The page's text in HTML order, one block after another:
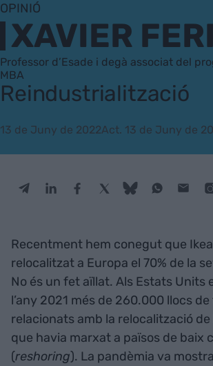
OPINIÓ
XAVIER
Professor d’Esade i degà associat del
MBA
Reindustrialització
13 de Juny de 2022Act. 13 de Juny de
Recentment hem conegut que
relocalitzat a Europa el 70% de la
No és un fet aïllat. Als Estats Units
l’any 2021 més de 260.000 llocs
relacionats amb la relocalització
que havia marxat a països de baix
(reshoring). La pandèmia va